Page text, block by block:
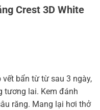
Crest 3D White
bẩn từ từ sau 3 ngày,
tương lai. Kem đánh
răng. Mang lại hơi thở